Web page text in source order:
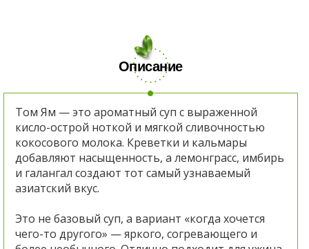
Описание
Том Ям — это ароматный суп с выраженной
кисло-острой ноткой и мягкой сливочностью
кокосового молока. Креветки и кальмары
добавляют насыщенность, а лемонграсс, имбирь
и галангал создают тот самый узнаваемый
азиатский вкус.
Это не базовый суп, а вариант «когда хочется
чего-то другого» — яркого, согревающего и